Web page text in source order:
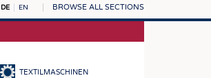
DE EN BROWSE ALL SECTIONS
TEXTILMASCHINEN